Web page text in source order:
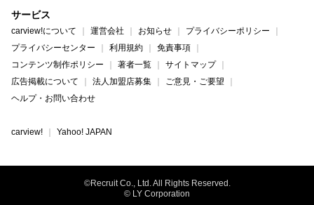
サービス
carview!について 運営会社 お知らせ
プライバシーポリシー
プライバシーセンター
利用規約
免責事項
コンテンツ制作ポリシー
著者一覧
サイトマップ
広告掲載について
法人加盟店募集
ご意見・ご要望
ヘルプ・お問い合わせ
carview! Yahoo! JAPAN
©Recruit Co., Ltd. All Rights Reserved.
© LY Corporation